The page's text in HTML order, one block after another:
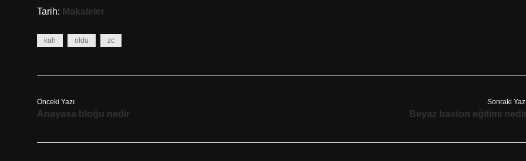
Tarih: Makaleler
kah oldu zc
Önceki Yazı
Anayasa bloğu nedir
Sonraki
Beyaz baston eğitimi